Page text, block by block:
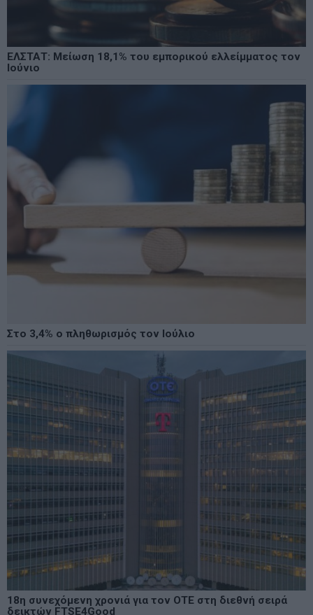
ΕΛΣΤΑΤ: Μείωση 18,1% του εμπορικού ελλείμματος τον
Ιούνιο
Στο 3,4% ο πληθωρισμός τον Ιούλιο
18η συνεχόμενη χρονιά για τον ΟΤΕ στη διεθνή σειρά
δεικτών FTSE4Good